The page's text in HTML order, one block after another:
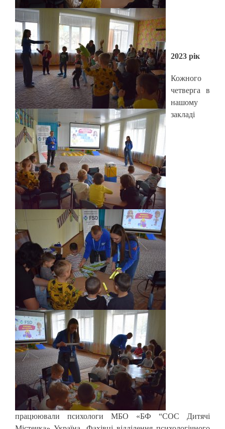
2023 рік
Кожного
четверга в
нашому
закладі
працюювали психологи МБО «БФ “СОС Дитячі